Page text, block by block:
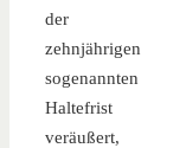
der
zehnjährigen
sogenannten
Haltefrist
veräußert,